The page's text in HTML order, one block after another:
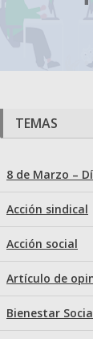
TEMAS
8 de Marzo –
Acción sindical
Acción social
Artículo de
Bienestar